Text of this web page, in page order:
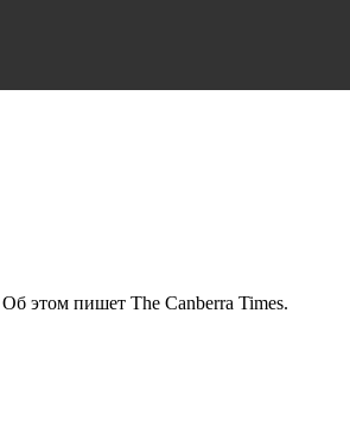
этом пишет The Canberra Times.